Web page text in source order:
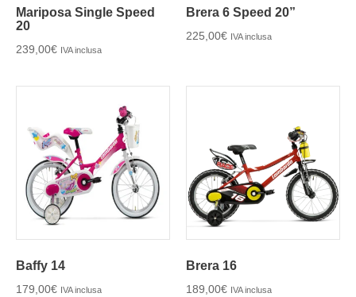
Mariposa Single Speed
20
239,00€ IVA inclusa
Brera 6 Speed 20”
225,00€ IVA inclusa
Baffy 14
179,00€ IVA inclusa
Brera 16
189,00€ IVA inclusa